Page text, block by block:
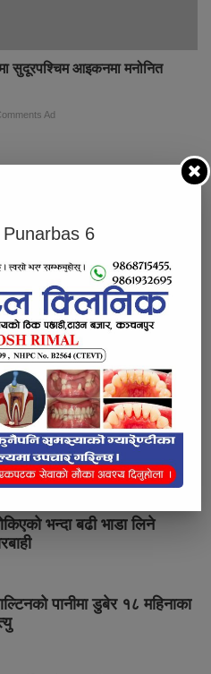
सुदूरपश्चिम आइकनमा मनोनित
Ad
प्रतिक्रियाहरु
लागुऔषधसहित चार जना पक्राउ
चार हजार आठ सयले वृद्धि
भन्दा बढी भाडा लिने
पानीमा डुबेर १८ महिनाका
6